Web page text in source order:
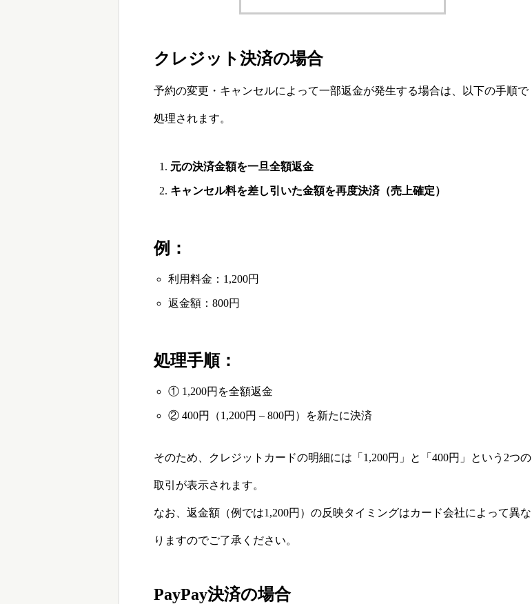
クレジット決済の場合
予約の変更・キャンセルによって一部返金が発生する場合は、以下の手順で
処理されます。
元の決済金額を一旦全額返金
キャンセル料を差し引いた金額を再度決済（売上確定）
例：
利用料金：1,200円
返金額：800円
処理手順：
① 1,200円を全額返金
② 400円（1,200円 – 800円）を新たに決済
そのため、クレジットカードの明細には「1,200円」と「400円」という2つの
取引が表示されます。
なお、返金額（例では1,200円）の反映タイミングはカード会社によって異な
りますのでご了承ください。
PayPay決済の場合